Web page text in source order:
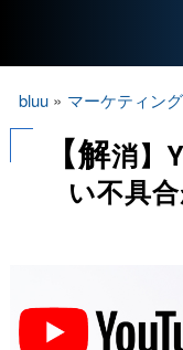
bluu » マーケティング
【解消】
い不具